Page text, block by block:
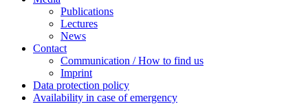
Publications
Lectures
News
Contact
Communication / How to find us
Imprint
Data protection policy
Availability in case of emergency